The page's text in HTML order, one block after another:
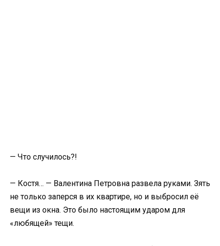
— Что случилось?!
— Костя… — Валентина Петровна развела руками. Зять
не только заперся в их квартире, но и выбросил её
вещи из окна. Это было настоящим ударом для
«любящей» тещи.